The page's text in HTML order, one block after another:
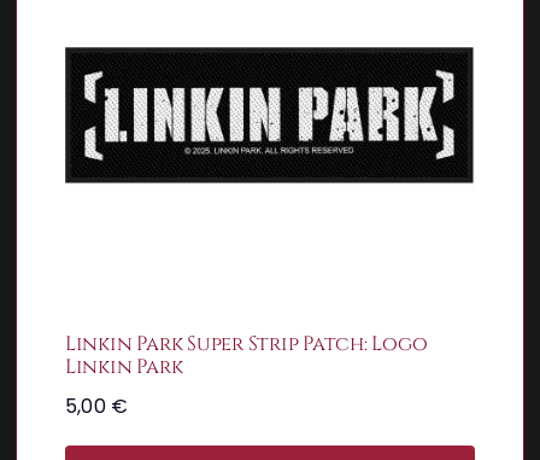
Linkin Park Super Strip Patch: Logo
Linkin Park
5,00 €